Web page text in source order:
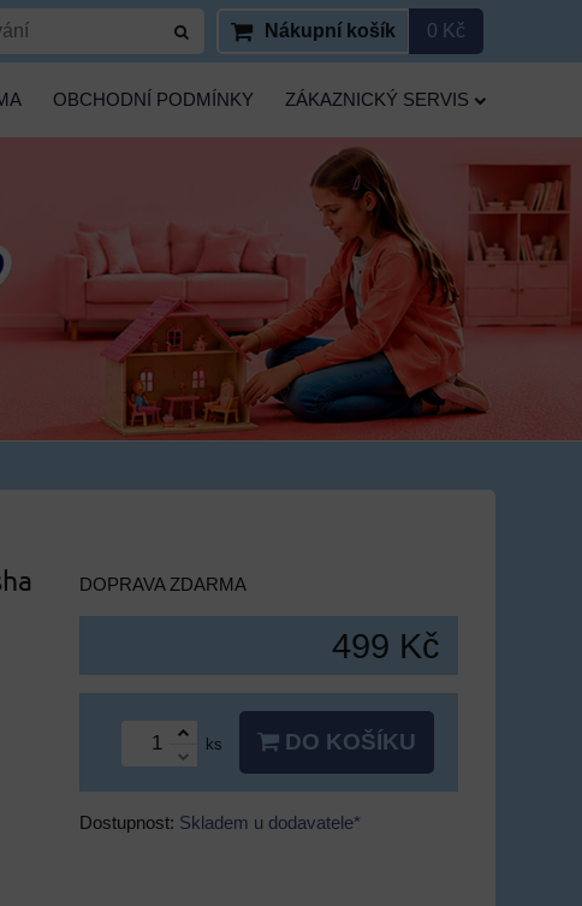
Nákupní košík 0 Kč
OBCHODNÍ PODMÍNKY ZÁKAZNICKÝ SERVIS
DOPRAVA ZDARMA
499 Kč
ks DO KOŠÍKU
Dostupnost: Skladem u dodavatele*